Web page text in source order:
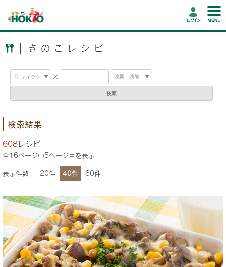
ログイン
きのこレシピ
検索
検索結果
608レシピ
全16ページ中5ページ目を表示
表示件数： 20件 40件 60件